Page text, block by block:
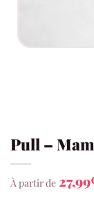
Pull –
À partir de 27,99